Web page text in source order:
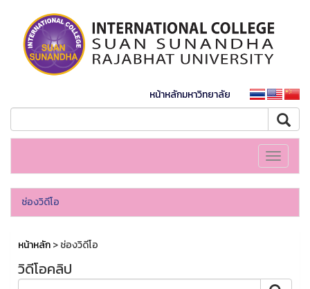
หน้าหลักมหาวิทยาลัย
Toggle
ช่องวิดีโอ
หน้าหลัก> ช่องวิดีโอ
วิดีโอคลิป